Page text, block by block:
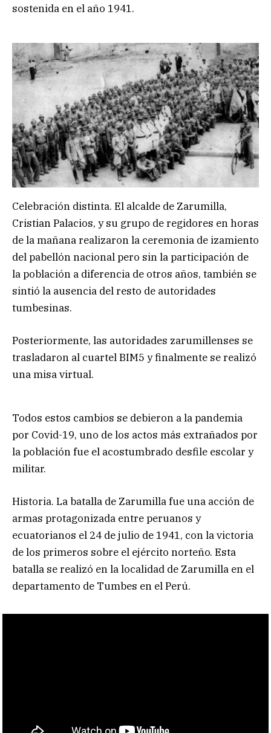
sostenida en el año 1941.
Celebración distinta. El alcalde de Zarumilla,
Cristian Palacios, y su grupo de regidores en horas
de la mañana realizaron la ceremonia de izamiento
del pabellón nacional pero sin la participación de
la población a diferencia de otros años, también se
sintió la ausencia del resto de autoridades
tumbesinas.
Posteriormente, las autoridades zarumillenses se
trasladaron al cuartel BIM5 y finalmente se realizó
una misa virtual.
Todos estos cambios se debieron a la pandemia
por Covid-19, uno de los actos más extrañados por
la población fue el acostumbrado desfile escolar y
militar.
Historia. La batalla de Zarumilla fue una acción de
armas protagonizada entre peruanos y
ecuatorianos el 24 de julio de 1941, con la victoria
de los primeros sobre el ejército norteño. Esta
batalla se realizó en la localidad de Zarumilla en el
departamento de Tumbes en el Perú.